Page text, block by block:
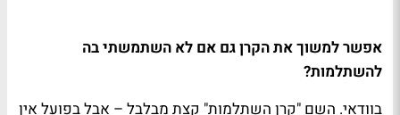
אפשר למשוך את הקרן גם אם לא השתמשתי בה
להשתלמות?
בוודאי. השם "קרן השתלמות" קצת מבלבל – אבל בפועל אין